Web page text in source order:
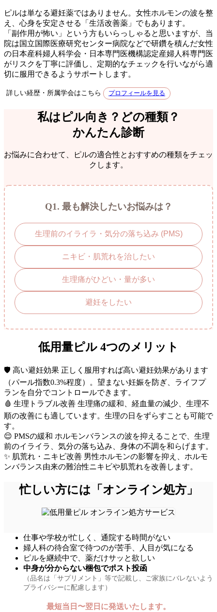
ピルは単なる避妊薬ではありません。女性ホルモンの波を整
え、心身を安定させる「生活改善薬」でもあります。
「副作用が怖い」という方もいらっしゃると思いますが、当
院は国立国際医療研究センター病院などで研鑽を積んだ女性
の日本産科婦人科学会・日本専門医機構認定産婦人科専門医
がリスクを丁寧に評価し、定期的なチェックを行いながら適
切に服用できるようサポートします。
詳しい経歴・所属学会はこちら プロフィールを見る
私はピル向き？どの種類？
かんたん診断
お悩みに合わせて、ピルの適合性とおすすめの種類をチェッ
クします。
Q1. 最も解決したいお悩みは？
生理前のイライラ・気分の落ち込み (PMS)
ニキビ・肌荒れを治したい
生理痛がひどい・量が多い
避妊をしたい
低用量ピル 4つのメリット
🛡️ 高い避妊効果 正しく服用すれば高い避妊効果があります
（パール指数0.3%程度）。望まない妊娠を防ぎ、ライフプ
ランを自分でコントロールできます。
🩸 生理トラブル改善 生理痛の緩和、経血量の減少、生理不
順の改善にも適しています。生理の日をずらすことも可能で
す。
😌 PMSの緩和 ホルモンバランスの波を抑えることで、生理
前のイライラ、気分の落ち込み、身体の不調を和らげます。
✨ 肌荒れ・ニキビ改善 男性ホルモンの影響を抑え、ホルモ
ンバランス由来の難治性ニキビや肌荒れを改善します。
忙しい方には「オンライン処方」
仕事や学校が忙しく、通院する時間がない
婦人科の待合室で待つのが苦手、人目が気になる
ピルを継続中で、薬だけサッと欲しい
中身が分からない梱包でポスト投函
（品名は「サプリメント」等で記載し、ご家族にバレないよう
プライバシーに配慮します）
最短当日〜翌日に発送いたします。